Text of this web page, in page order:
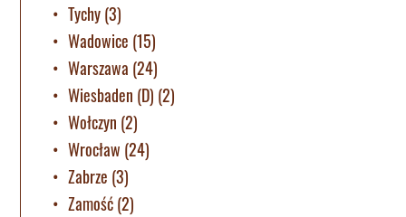
Tychy(3)
Wadowice (15)
Warszawa (24)
Wiesbaden (D) (2)
Wołczyn (2)
Wrocław (24)
Zabrze (3)
Zamość(2)